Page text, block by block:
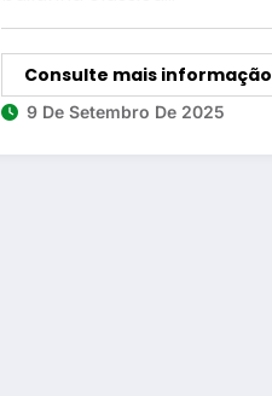
Consulte mais informação
9 De Setembro De 2025